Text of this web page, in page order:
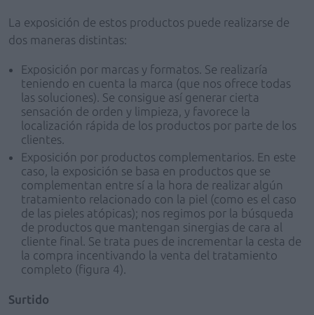
La exposición de estos productos puede realizarse de
dos maneras distintas:
Exposición por marcas y formatos. Se realizaría
teniendo en cuenta la marca (que nos ofrece todas
las soluciones). Se consigue así generar cierta
sensación de orden y limpieza, y favorece la
localización rápida de los productos por parte de los
clientes.
Exposición por productos complementarios. En este
caso, la exposición se basa en productos que se
complementan entre sí a la hora de realizar algún
tratamiento relacionado con la piel (como es el caso
de las pieles atópicas); nos regimos por la búsqueda
de productos que mantengan sinergias de cara al
cliente final. Se trata pues de incrementar la cesta de
la compra incentivando la venta del tratamiento
completo (figura 4).
Surtido